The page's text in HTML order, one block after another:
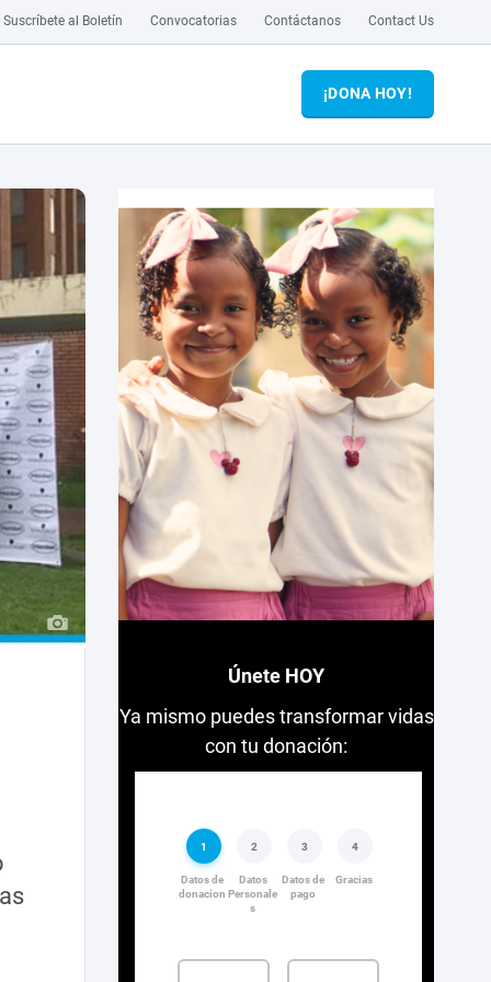
Suscríbete al Boletín Convocatorias Contáctanos Contact Us
¡DONA HOY!
Únete HOY
Ya mismo puedes transformar vidas
con tu donación: